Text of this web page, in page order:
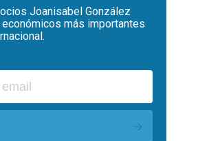
Joanisabel González
más importantes